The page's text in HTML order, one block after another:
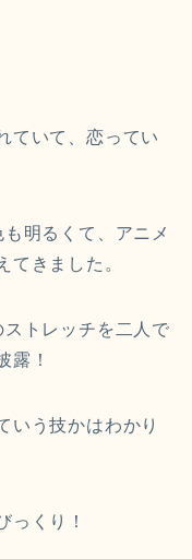
ていて、恋ってい
明るくて、アニメ
てきました。
トレッチを二人で
露！
いう技かはわかり
っくり！